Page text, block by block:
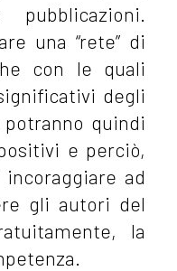
una “rete” di
con le quali
degli
quindi
e perciò,
ad
gli autori del
la